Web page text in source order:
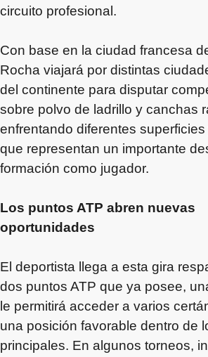
circuito profesional.
Con base en la ciudad francesa
Rocha viajará por distintas
del continente para disputar
sobre polvo de ladrillo y canchas
enfrentando diferentes
que representan un importante
formación como jugador.
Los puntos ATP abren nuevas
oportunidades
El deportista llega a esta gira
dos puntos ATP que ya posee,
le permitirá acceder a varios
una posición favorable dentro de
principales. En algunos torneos,